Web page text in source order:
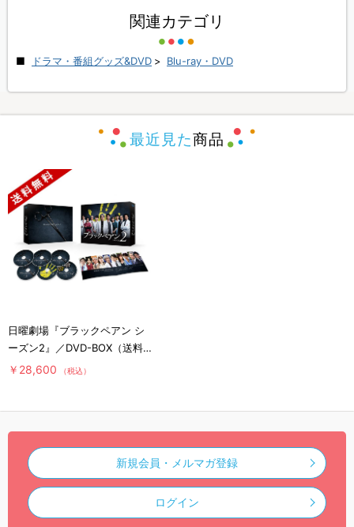
関連カテゴリ
ドラマ・番組グッズ&DVD > Blu-ray・DVD
最近見た商品
日曜劇場『ブラックペアン シ
ーズン2』／DVD-BOX（送料
無料・6枚組）
￥28,600 （税込）
新規会員・メルマガ登録
ログイン